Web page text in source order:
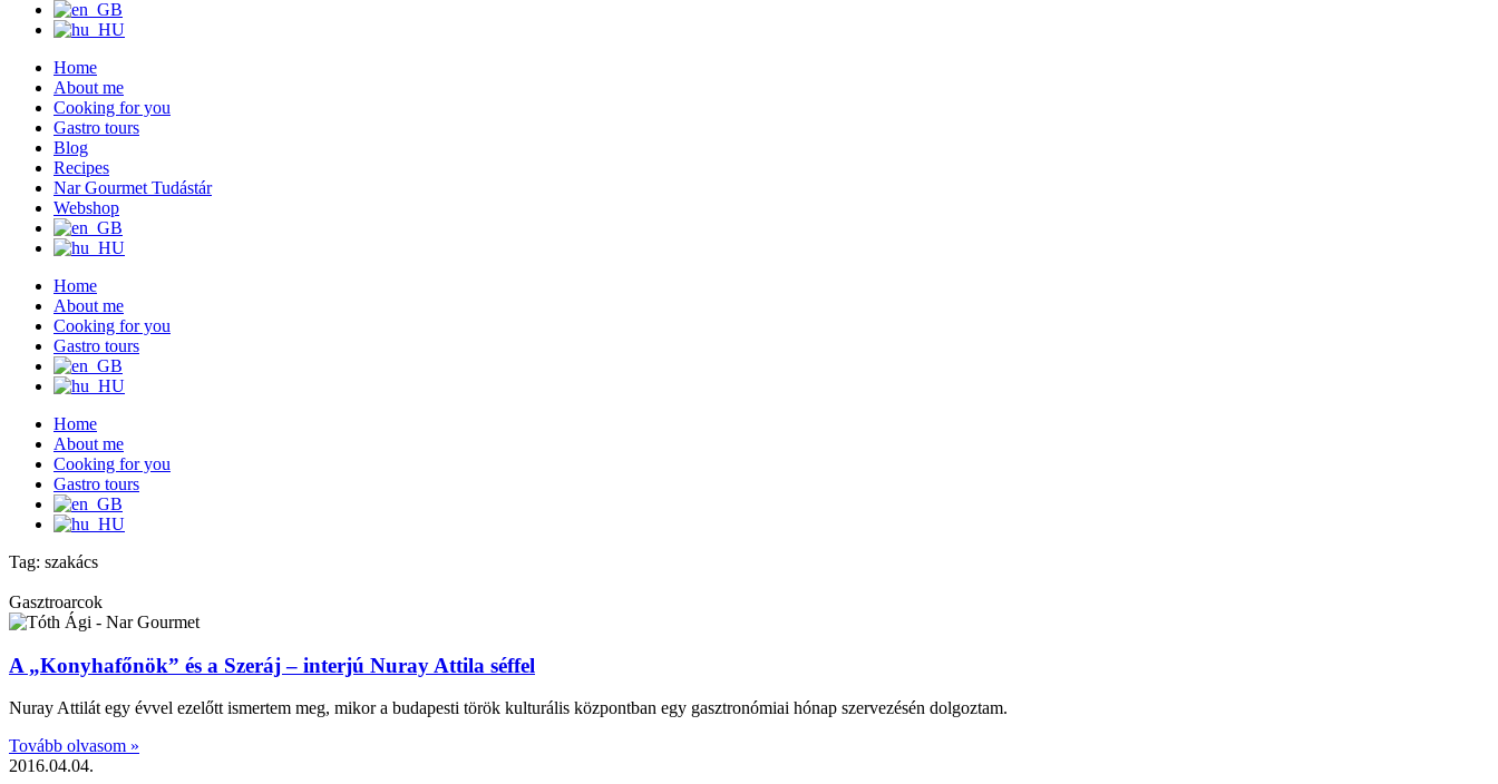
Home
About me
Cooking for you
Gastro tours
Blog
Recipes
Nar Gourmet Tudástár
Webshop
Home
About me
Cooking for you
Gastro tours
Home
About me
Cooking for you
Gastro tours
Tag: szakács
Gasztroarcok
A „Konyhafőnök” és a Szeráj – interjú Nuray Attila séffel
Nuray Attilát egy évvel ezelőtt ismertem meg, mikor a budapesti török kulturális központban egy gasztronómiai hónap szervezésén dolgoztam.
Tovább olvasom »
2016.04.04.